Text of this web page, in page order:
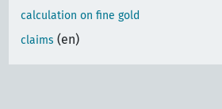
calculation on fine gold
claims (en)